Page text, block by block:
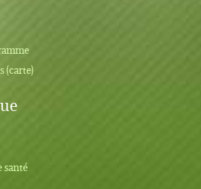
(carte)
santé